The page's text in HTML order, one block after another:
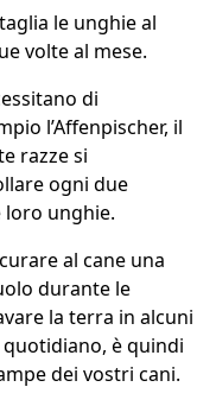
le unghie al
volte al mese.
di
l’Affenpischer, il
razze si
ogni due
loro unghie.
al cane una
durante le
la terra in alcuni
quotidiano, è quindi
dei vostri cani.